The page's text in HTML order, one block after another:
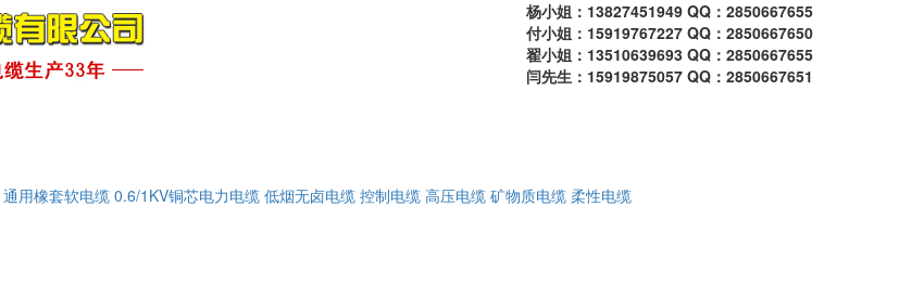
杨小姐：13827451949 QQ：2850667655
付小姐：15919767227 QQ：2850667650
翟小姐：13510639693 QQ：2850667655
闫先生：15919875057 QQ：2850667651
通用橡套软电缆 0.6/1KV铜芯电力电缆 低烟无卤电缆 控制电缆 高压电缆 矿物质电缆 柔性电缆